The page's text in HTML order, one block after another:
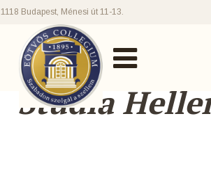
1118 Budapest, Ménesi út 11-13.
Studia